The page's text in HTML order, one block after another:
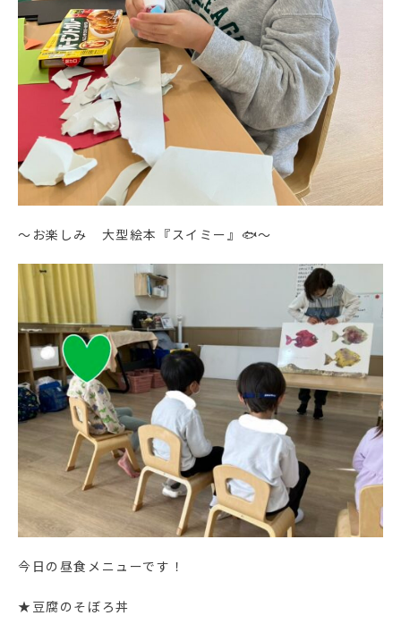
～お楽しみ 大型絵本『スイミー』🐟～
今日の昼食メニューです！
★豆腐のそぼろ丼